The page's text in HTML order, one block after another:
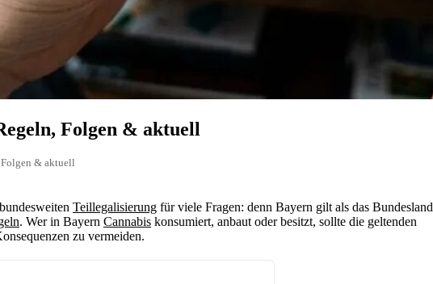
Folgen & aktuell
Folgen & aktuell
Teillegalisierung für viele Fragen: denn Bayern gilt als das Bundesland
. Wer in Bayern Cannabis konsumiert, anbaut oder besitzt, sollte die geltenden
zu vermeiden.